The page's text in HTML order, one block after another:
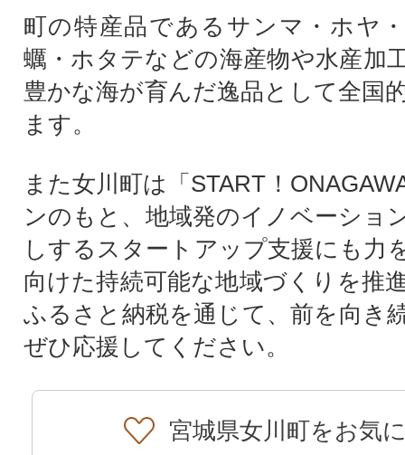
町の特産品であるサンマ・ホヤ
蠣・ホタテなどの海産物や水産加
豊かな海が育んだ逸品として全国
ます。
また女川町は「START！
ンのもと、地域発のイノベーショ
しするスタートアップ支援にも力
向けた持続可能な地域づくりを推
ふるさと納税を通じて、前を向き
ぜひ応援してください。
宮城県女川町をお気